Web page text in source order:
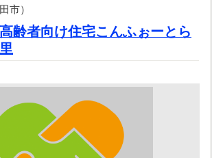
市）
齢者向け住宅こんふぉーとら